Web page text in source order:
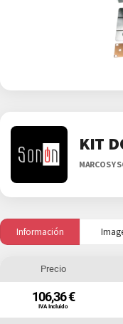
KIT
MARCOS Y
Información
Precio
106,36 €
IVA Incluido